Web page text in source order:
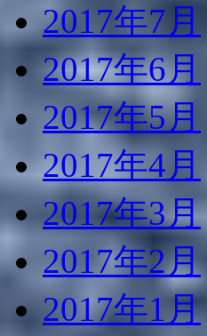
2017年7月
2017年6月
2017年5月
2017年4月
2017年3月
2017年2月
2017年1月